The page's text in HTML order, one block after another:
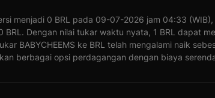
menjadi 0 BRL pada 09-07-2026 jam 04:33
BRL. Dengan nilai tukar waktu nyata, 1 BRL dapat
BABYCHEEMS ke BRL telah mengalami naik
berbagai opsi perdagangan dengan biaya